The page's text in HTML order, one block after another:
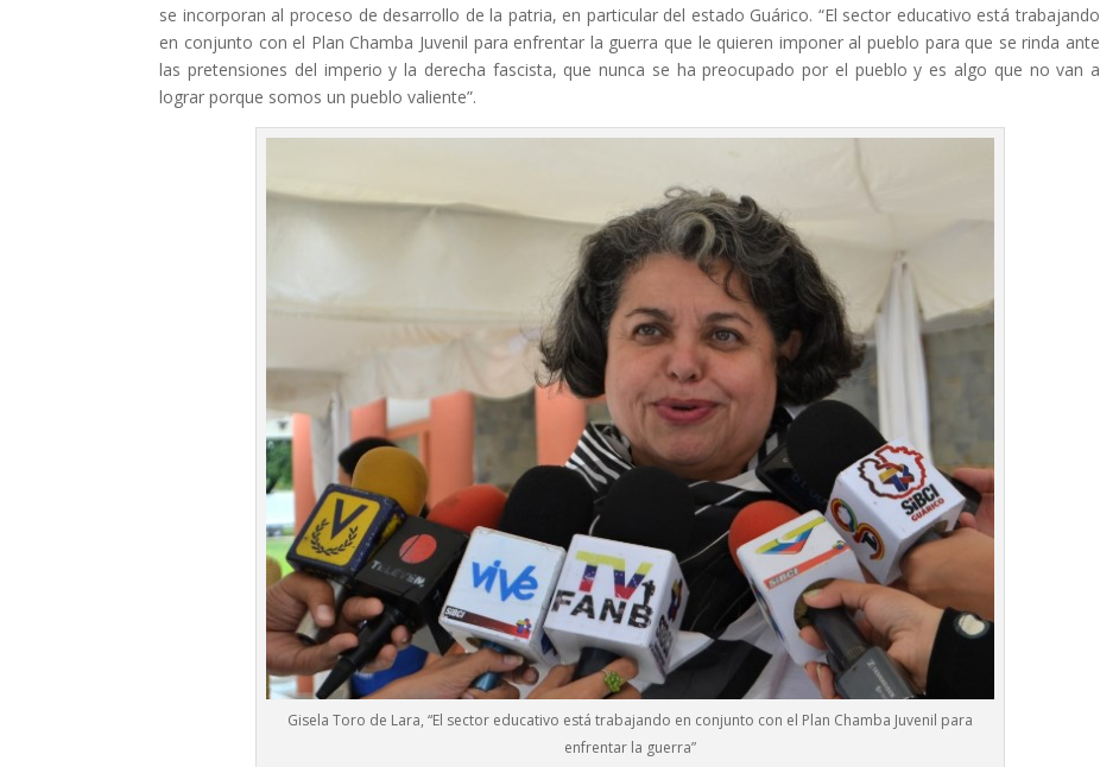
se incorporan al proceso de desarrollo de la patria, en particular del estado Guárico. “El sector educativo está trabajando
en conjunto con el Plan Chamba Juvenil para enfrentar la guerra que le quieren imponer al pueblo para que se rinda ante
las pretensiones del imperio y la derecha fascista, que nunca se ha preocupado por el pueblo y es algo que no van a
lograr porque somos un pueblo valiente”.
Gisela Toro de Lara, “El sector educativo está trabajando en conjunto con el Plan Chamba Juvenil para
enfrentar la guerra”